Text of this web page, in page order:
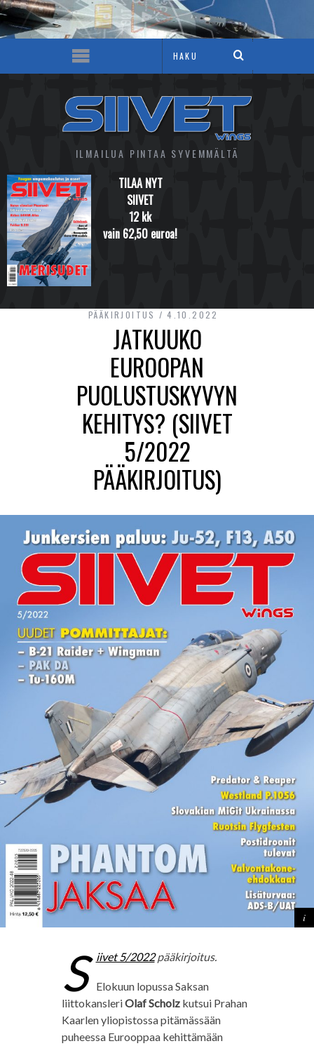
ILMAILUA PINTAA SYVEMMÄLTÄ
TILAA NYT
SIIVET
12 kk
vain 62,50 euroa!
PÄÄKIRJOITUS 4.10.2022
JATKUUKO
EUROOPAN
PUOLUSTUSKYVYN
KEHITYS? (SIIVET
5/2022
PÄÄKIRJOITUS)
S iivet 5/2022pääkirjoitus.
Elokuun lopussa Saksan
liittokansleriOlaf Scholzkutsui Prahan
Kaarlen yliopistossa pitämässään
puheessa Eurooppaa kehittämään